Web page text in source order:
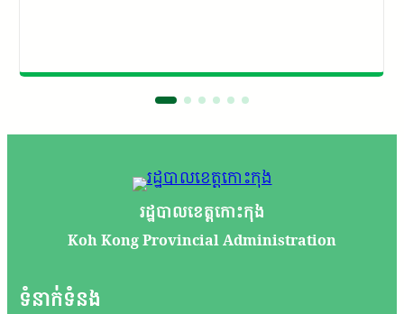
រដ្ឋបាលខេត្តកោះកុង
Koh Kong Provincial Administration
ទំនាក់ទំនង